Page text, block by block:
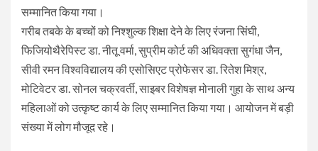
सम्मानित किया गया।
गरीब तबके के बच्चों को निश्शुल्क शिक्षा देने के लिए रंजना सिंघी,
फिजियोथैरेपिस्ट डा. नीतू वर्मा, सुप्रीम कोर्ट की अधिवक्ता सुगंधा जैन,
सीवी रमन विश्वविद्यालय की एसोसिएट प्रोफेसर डा. रितेश मिश्र,
मोटिवेटर डा. सोनल चक्रवर्ती, साइबर विशेषज्ञ मोनाली गुहा के साथ अन्य
महिलाओं को उत्कृष्ट कार्य के लिए सम्मानित किया गया। आयोजन में बड़ी
संख्या में लोग मौजूद रहे।